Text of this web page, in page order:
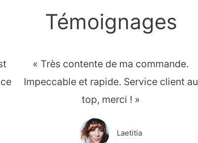
Témoignages
« Très contente de ma commande.
Impeccable et rapide. Service client au
top, merci ! »
Laetitia